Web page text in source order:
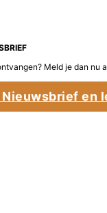
Meld je dan nu
en